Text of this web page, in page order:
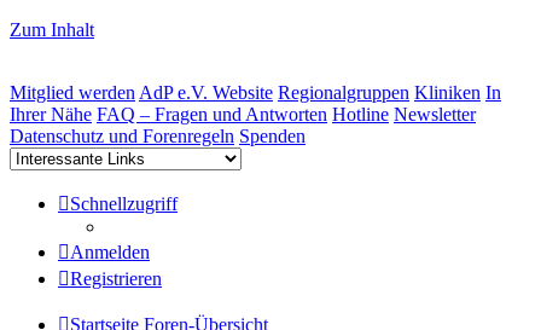
Zum Inhalt
Mitglied werden AdP e.V. Website Regionalgruppen Kliniken In
Ihrer Nähe FAQ – Fragen und Antworten Hotline Newsletter
Datenschutz und Forenregeln Spenden
Schnellzugriff
Anmelden
Registrieren
Startseite Foren-Übersicht